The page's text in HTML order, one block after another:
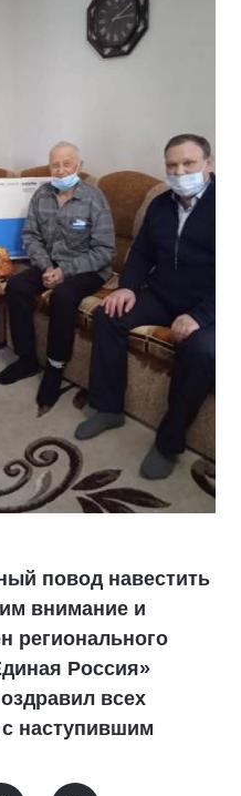
повод навестить
внимание и
регионального
Россия»
всех
наступившим